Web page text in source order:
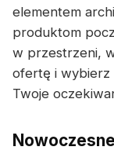
elementem
produktom
w przestrzeni,
ofertę i wybierz
Twoje